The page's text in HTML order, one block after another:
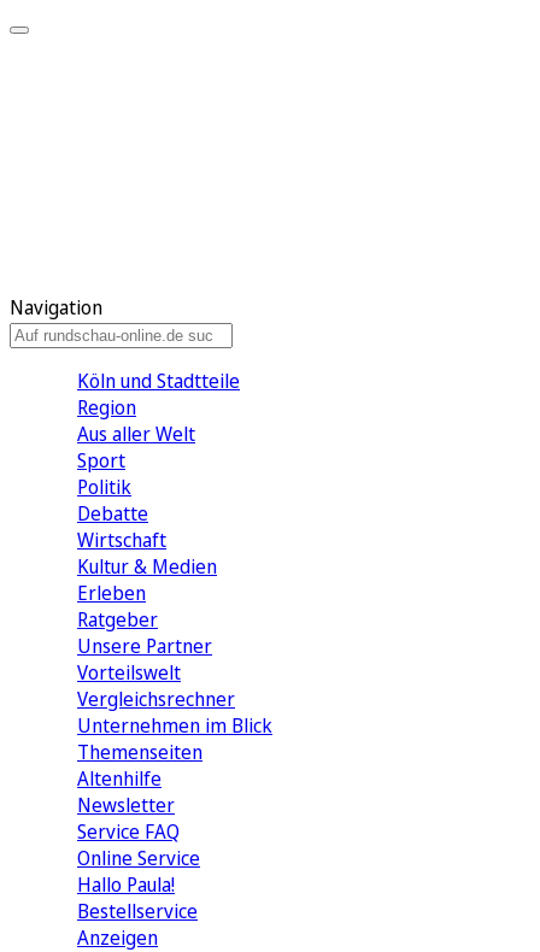
Navigation
Köln und Stadtteile
Region
Aus aller Welt
Sport
Politik
Debatte
Wirtschaft
Kultur & Medien
Erleben
Ratgeber
Unsere Partner
Vorteilswelt
Vergleichsrechner
Unternehmen im Blick
Themenseiten
Altenhilfe
Newsletter
Service FAQ
Online Service
Hallo Paula!
Bestellservice
Anzeigen